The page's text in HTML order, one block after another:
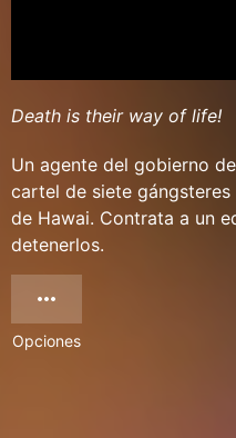
Death is their way of life!
Un agente del gobierno
cartel de siete
de Hawai. Contrata a un
detenerlos.
Opciones